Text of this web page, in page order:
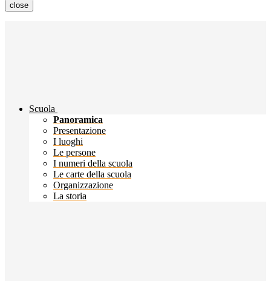
close
Scuola
Panoramica
Presentazione
I luoghi
Le persone
I numeri della scuola
Le carte della scuola
Organizzazione
La storia